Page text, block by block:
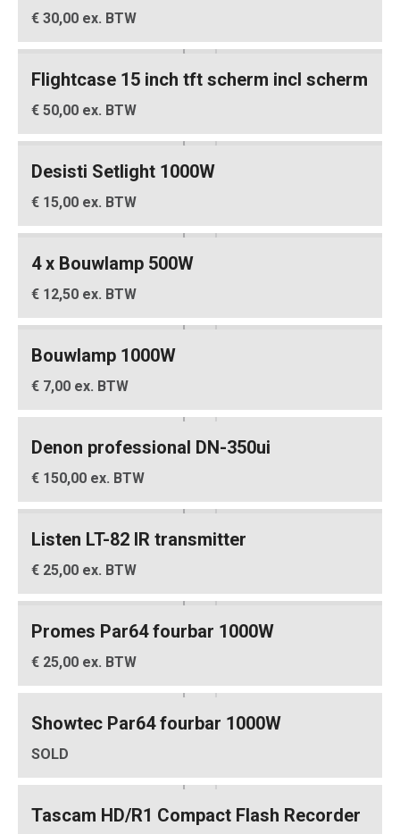
€ 30,00 ex. BTW
Flightcase 15 inch tft scherm incl scherm
€ 50,00 ex. BTW
Desisti Setlight 1000W
€ 15,00 ex. BTW
4 x Bouwlamp 500W
€ 12,50 ex. BTW
Bouwlamp 1000W
€ 7,00 ex. BTW
Denon professional DN-350ui
€ 150,00 ex. BTW
Listen LT-82 IR transmitter
€ 25,00 ex. BTW
Promes Par64 fourbar 1000W
€ 25,00 ex. BTW
Showtec Par64 fourbar 1000W
SOLD
Tascam HD/R1 Compact Flash Recorder